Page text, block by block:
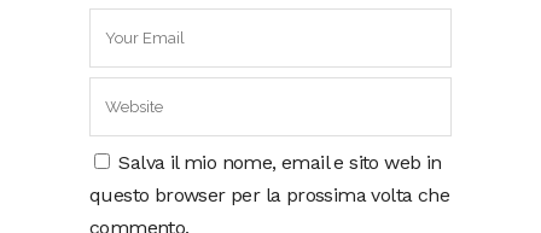
Salva il mio nome, email e sito web in
questo browser per la prossima volta che
commento.